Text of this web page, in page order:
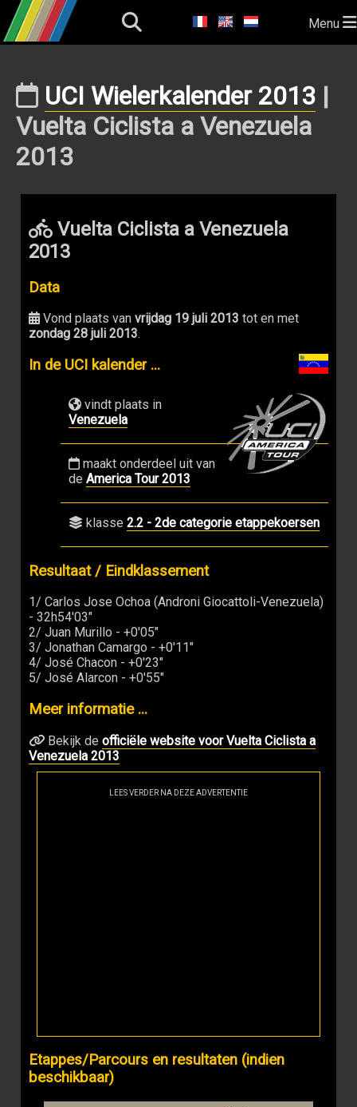
Menu
UCI Wielerkalender 2013 |
Vuelta Ciclista a Venezuela
2013
Vuelta Ciclista a Venezuela
2013
Data
Vond plaats van vrijdag 19 juli 2013 tot en met
zondag 28 juli 2013.
In de UCI kalender ...
vindt plaats in
Venezuela
maakt onderdeel uit van
de America Tour 2013
klasse 2.2 - 2de categorie etappekoersen
Resultaat / Eindklassement
1/ Carlos Jose Ochoa (Androni Giocattoli-Venezuela)
- 32h54'03"
2/ Juan Murillo - +0'05"
3/ Jonathan Camargo - +0'11"
4/ José Chacon - +0'23"
5/ José Alarcon - +0'55"
Meer informatie ...
Bekijk de officiële website voor Vuelta Ciclista a
Venezuela 2013
LEES VERDER NA DEZE ADVERTENTIE
Etappes/Parcours en resultaten (indien
beschikbaar)